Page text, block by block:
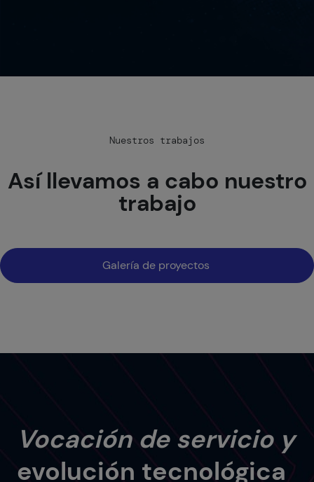
Nuestros trabajos
Así llevamos a cabo nuestro
trabajo
Galería de proyectos
Vocación de servicio y
evolución tecnológica